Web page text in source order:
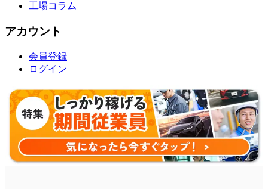
工場コラム
アカウント
会員登録
ログイン